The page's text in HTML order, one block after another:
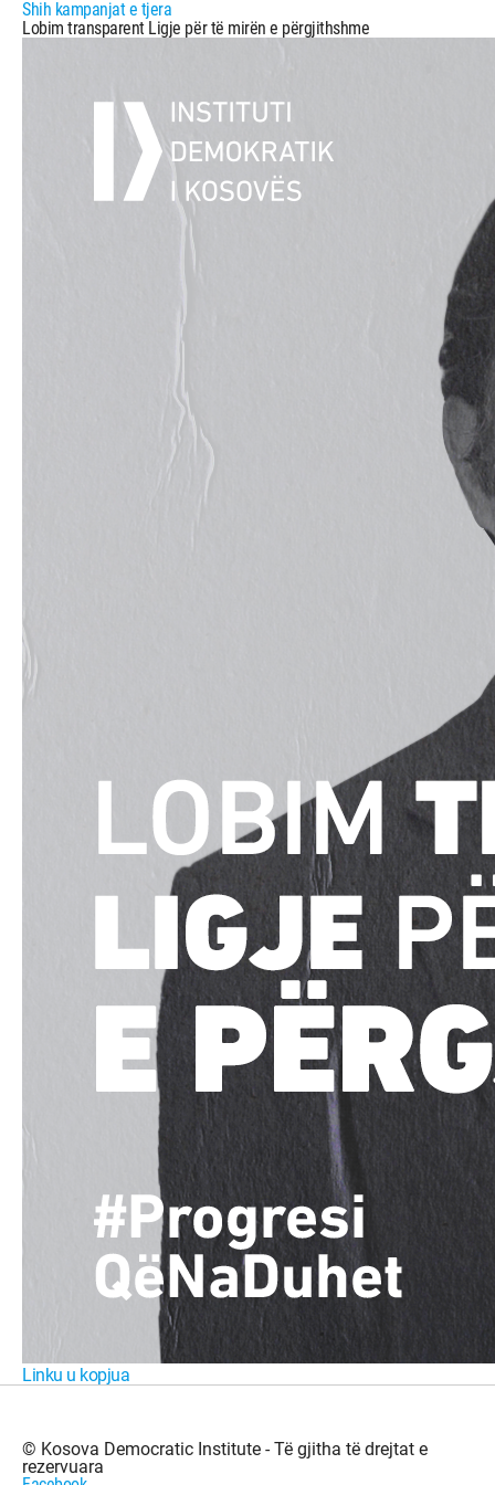
Shih kampanjat e tjera
Lobim transparent Ligje për të mirën e përgjithshme
Linku u kopjua
© Kosova Democratic Institute - Të gjitha të drejtat e
rezervuara